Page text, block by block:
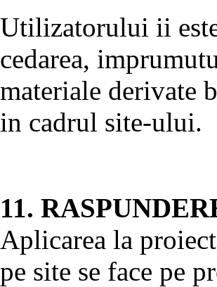
Utilizatorului ii
cedarea,
materiale derivate
in cadrul site-ului.
11.
Aplicarea la
pe site se face pe